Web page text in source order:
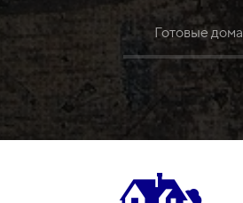
Готовые дома